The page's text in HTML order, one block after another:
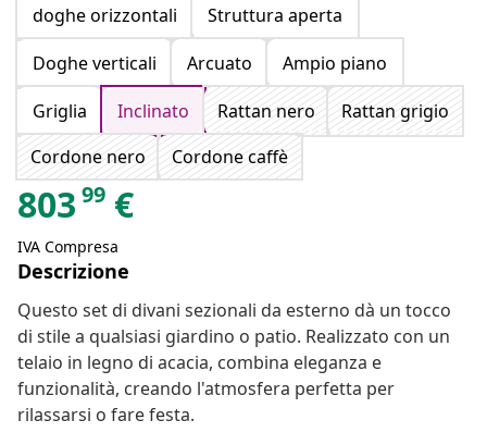
doghe orizzontali
Struttura aperta
Doghe verticali
Arcuato
Ampio piano
Griglia
Inclinato Rattan nero
Rattan grigio
Cordone nero
Cordone caffè
803 99 €
IVA Compresa
Descrizione
Questo set di divani sezionali da esterno dà un tocco
di stile a qualsiasi giardino o patio. Realizzato con un
telaio in legno di acacia, combina eleganza e
funzionalità, creando l'atmosfera perfetta per
rilassarsi o fare festa.